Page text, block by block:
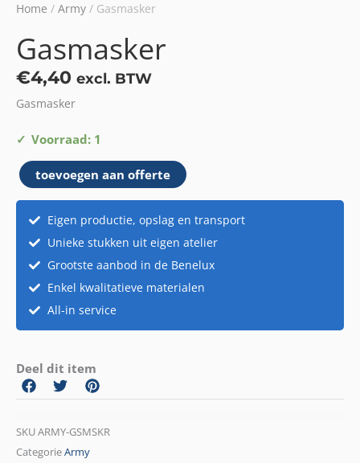
Home / Army / Gasmasker
Gasmasker
€4,40 excl. BTW
Gasmasker
Voorraad: 1
Gasmasker
aantal
toevoegen aan offerte
Eigen productie, opslag en transport
Unieke stukken uit eigen atelier
Grootste aanbod in de Benelux
Enkel kwalitatieve materialen
All-in service
Deel dit item
SKUARMY-GSMSKR
CategorieArmy